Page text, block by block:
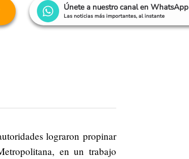
Únete a nuestro canal en WhatsApp
Las noticias más importantes, al instante
lograron propinar
en un trabajo